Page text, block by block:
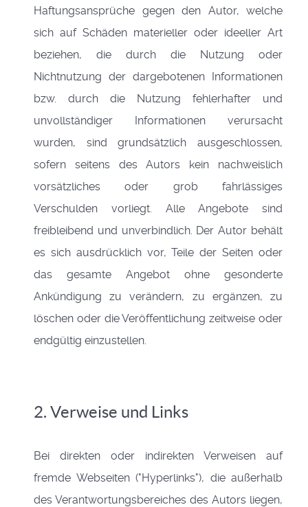
Haftungsansprüche gegen den Autor, welche
sich auf Schäden materieller oder ideeller Art
beziehen, die durch die Nutzung oder
Nichtnutzung der dargebotenen Informationen
bzw. durch die Nutzung fehlerhafter und
unvollständiger Informationen verursacht
wurden, sind grundsätzlich ausgeschlossen,
sofern seitens des Autors kein nachweislich
vorsätzliches oder grob fahrlässiges
Verschulden vorliegt. Alle Angebote sind
freibleibend und unverbindlich. Der Autor behält
es sich ausdrücklich vor, Teile der Seiten oder
das gesamte Angebot ohne gesonderte
Ankündigung zu verändern, zu ergänzen, zu
löschen oder die Veröffentlichung zeitweise oder
endgültig einzustellen.
2. Verweise und Links
Bei direkten oder indirekten Verweisen auf
fremde Webseiten ("Hyperlinks"), die außerhalb
des Verantwortungsbereiches des Autors liegen,